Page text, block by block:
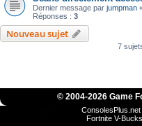
Dernier message par jumpman
Réponses : 3
Nouveau sujet
7
© 2004-2026 Game
ConsolesPlus.net
Fortnite V-Bucks